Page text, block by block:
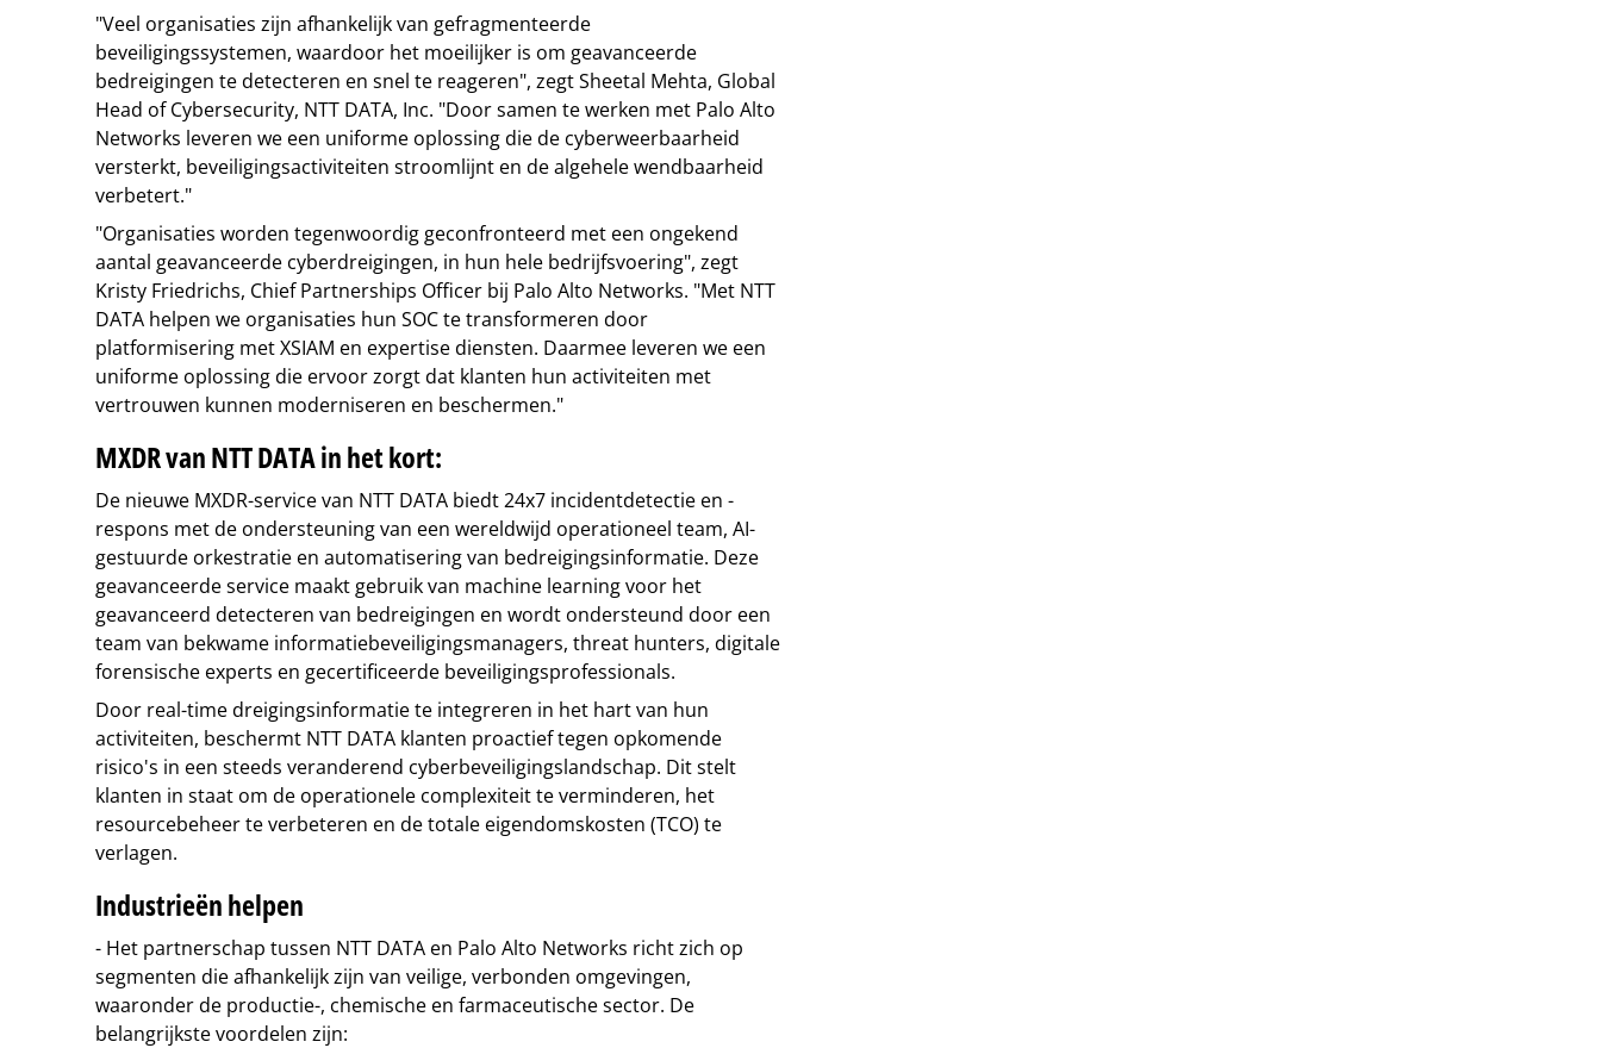
"Veel organisaties zijn afhankelijk van gefragmenteerde
beveiligingssystemen, waardoor het moeilijker is om geavanceerde
bedreigingen te detecteren en snel te reageren", zegt Sheetal Mehta, Global
Head of Cybersecurity, NTT DATA, Inc. "Door samen te werken met Palo Alto
Networks leveren we een uniforme oplossing die de cyberweerbaarheid
versterkt, beveiligingsactiviteiten stroomlijnt en de algehele wendbaarheid
verbetert."
"Organisaties worden tegenwoordig geconfronteerd met een ongekend
aantal geavanceerde cyberdreigingen, in hun hele bedrijfsvoering", zegt
Kristy Friedrichs, Chief Partnerships Officer bij Palo Alto Networks. "Met NTT
DATA helpen we organisaties hun SOC te transformeren door
platformisering met XSIAM en expertise diensten. Daarmee leveren we een
uniforme oplossing die ervoor zorgt dat klanten hun activiteiten met
vertrouwen kunnen moderniseren en beschermen."
MXDR van NTT DATA in het kort:
De nieuwe MXDR-service van NTT DATA biedt 24x7 incidentdetectie en -
respons met de ondersteuning van een wereldwijd operationeel team, AI-
gestuurde orkestratie en automatisering van bedreigingsinformatie. Deze
geavanceerde service maakt gebruik van machine learning voor het
geavanceerd detecteren van bedreigingen en wordt ondersteund door een
team van bekwame informatiebeveiligingsmanagers, threat hunters, digitale
forensische experts en gecertificeerde beveiligingsprofessionals.
Door real-time dreigingsinformatie te integreren in het hart van hun
activiteiten, beschermt NTT DATA klanten proactief tegen opkomende
risico's in een steeds veranderend cyberbeveiligingslandschap. Dit stelt
klanten in staat om de operationele complexiteit te verminderen, het
resourcebeheer te verbeteren en de totale eigendomskosten (TCO) te
verlagen.
Industrieën helpen
- Het partnerschap tussen NTT DATA en Palo Alto Networks richt zich op
segmenten die afhankelijk zijn van veilige, verbonden omgevingen,
waaronder de productie-, chemische en farmaceutische sector. De
belangrijkste voordelen zijn: